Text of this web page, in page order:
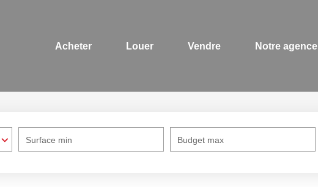
Acheter Louer Vendre Notre agence
Surface min Budget max